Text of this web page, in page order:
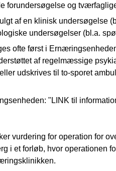
forundersøgelse og
af en klinisk undersøgelse
undersøgelser (bl.a.
ofte først i
af regelmæssige
udskrives til to-sporet
"LINK til
vurdering for operation for
i et forløb, hvor operationen